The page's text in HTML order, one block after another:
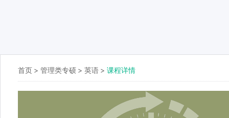
首页 > 管理类专硕 > 英语 > 课程详情